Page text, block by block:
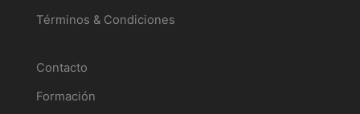
Términos & Condiciones
Contacto
Formación